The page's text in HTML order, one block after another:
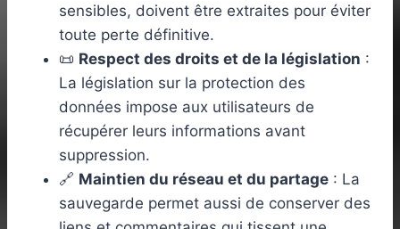
sensibles, doivent être extraites pour éviter
toute perte définitive.
📜 Respect des droits et de la législation :
La législation sur la protection des
données impose aux utilisateurs de
récupérer leurs informations avant
suppression.
🔗 Maintien du réseau et du partage : La
sauvegarde permet aussi de conserver des